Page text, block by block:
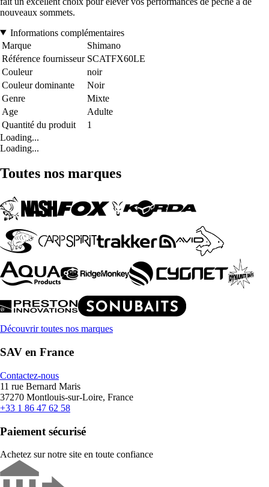
nouveaux sommets.
Informations complémentaires
Marque
Shimano
Référence fournisseur SCATFX60LE
Couleur
noir
Couleur dominante
Noir
Genre
Mixte
Age
Adulte
Quantité du produit
1
Loading...
Loading...
Toutes nos marques
Découvrir toutes nos marques
SAV en France
Contactez-nous
11 rue Bernard Maris
37270 Montlouis-sur-Loire, France
+33 1 86 47 62 58
Paiement sécurisé
Achetez sur notre site en toute confiance